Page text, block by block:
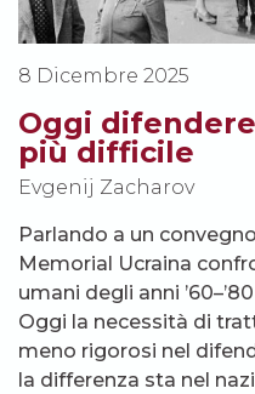
8 Dicembre 2025
Oggi
più difficile
Evgenij Zacharov
Parlando a un
Memorial Ucraina
umani degli anni
Oggi la necessità di
meno rigorosi nel
la differenza sta nel